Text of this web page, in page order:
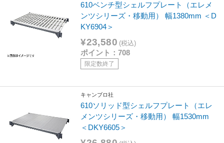
610ベンチ型シェルフプレート（エレメ
ンツシリーズ・移動用） 幅1380mm ＜D
KY6904＞
¥23,580 (税込)
ポイント：708
限定数終了
キャンブロ社
610ソリッド型シェルフプレート（エレ
メンツシリーズ・移動用） 幅1530mm
＜DKY6605＞